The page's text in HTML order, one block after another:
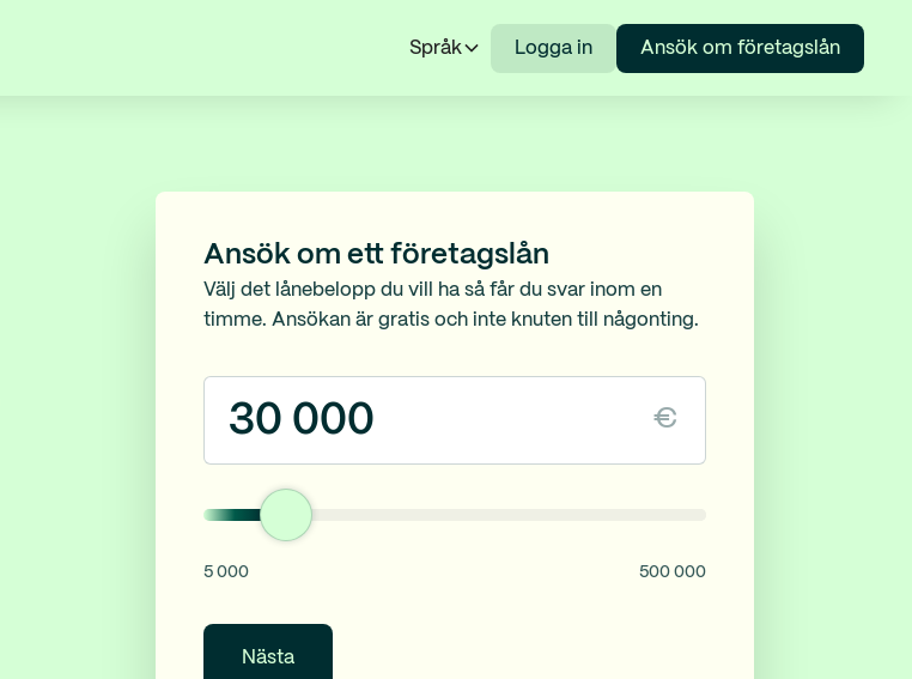
Språk Logga in Ansök om företagslån
Ansök om ett företagslån
Välj det lånebelopp du vill ha så får du svar inom en
timme. Ansökan är gratis och inte knuten till någonting.
€
5 000 500 000